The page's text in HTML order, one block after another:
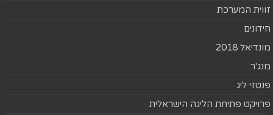
זווית המערכת
חידונים
מונדיאל 2018
מנג'ר
פנטזי ליג
פרויקט פתיחת הליגה הישראלית